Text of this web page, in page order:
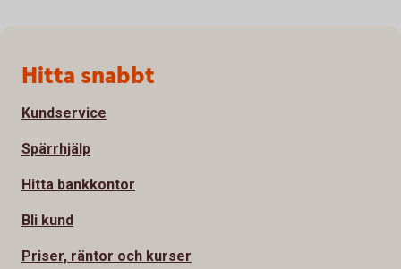
Sidfot
Hitta snabbt
Kundservice
Spärrhjälp
Hitta bankkontor
Bli kund
Priser, räntor och kurser